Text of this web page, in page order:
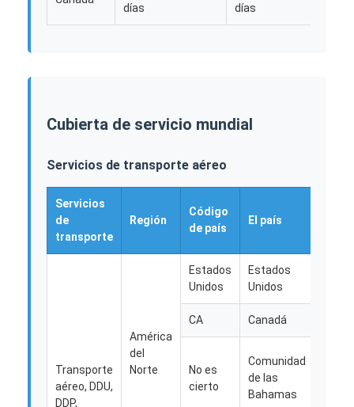
Ahora Charle
Carga internacional delantera
Envío DDP desde China
envío expreso
días
días
Cubierta de servicio mundial
Servicios de transporte aéreo
Servicios
de
transporte
Región
Código
de país
El país
Transporte
aéreo, DDU,
DDP,
América
del
Norte
Estados
Unidos
Estados
Unidos
CA Canadá
No es
cierto
Comunidad
de las
Bahamas